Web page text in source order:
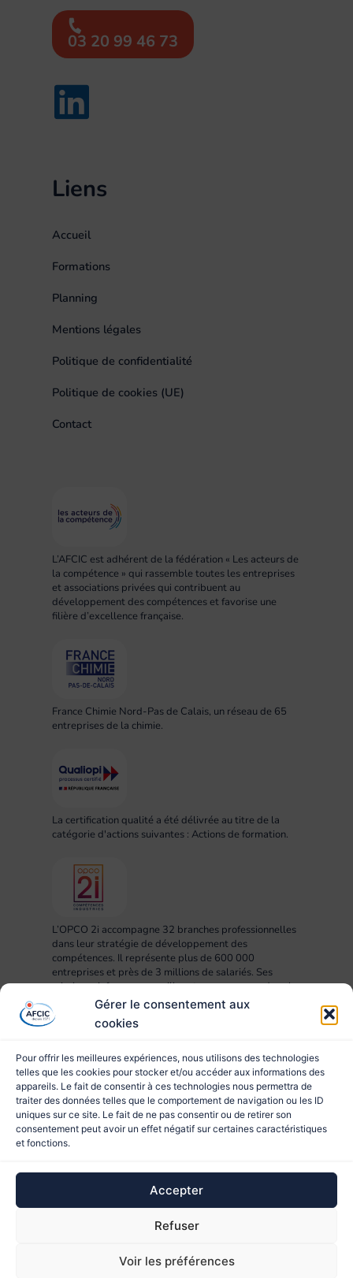
Gérer le consentement aux
cookies
Pour offrir les meilleures expériences, nous utilisons des technologies
telles que les cookies pour stocker et/ou accéder aux informations des
appareils. Le fait de consentir à ces technologies nous permettra de
traiter des données telles que le comportement de navigation ou les ID
uniques sur ce site. Le fait de ne pas consentir ou de retirer son
consentement peut avoir un effet négatif sur certaines caractéristiques
et fonctions.
Accepter
Refuser
Voir les préférences
03 20 99 46 73
Liens
Accueil
Formations
Planning
Mentions légales
Politique de confidentialité
Politique de cookies (UE)
Contact
L’AFCIC est adhérent de la fédération « Les acteurs de
la compétence » qui rassemble toutes les entreprises
et associations privées qui contribuent au
développement des compétences et favorise une
filière d’excellence française.
France Chimie Nord-Pas de Calais, un réseau de 65
entreprises de la chimie.
La certification qualité a été délivrée au titre de la
catégorie d'actions suivantes : Actions de formation.
L’OPCO 2i accompagne 32 branches professionnelles
dans leur stratégie de développement des
compétences. Il représente plus de 600 000
entreprises et près de 3 millions de salariés. Ses
missions : informer, conseiller et accompagner dans la
mise en œuvre des projets RH, compétences,
formation et apprentissage.
Site réalisé par
confidentialitéet lesConditions d'utilisation